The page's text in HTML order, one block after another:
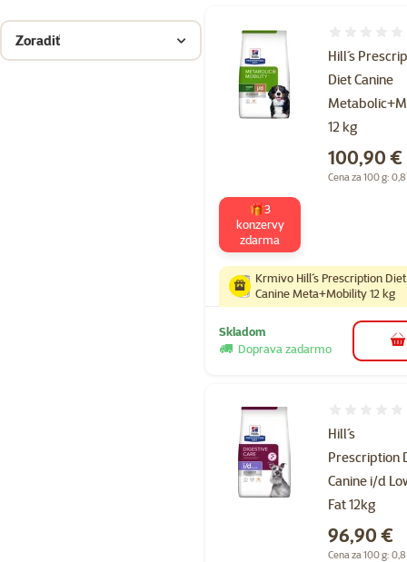
Zoradiť
Hill´s
Diet Canine
12 kg
Cena
100,90 €
Cena za 100 g:
🎁3
konzervy
zdarma
Krmivo Hill´s Prescription Diet
Canine Meta+Mobility 12 kg
Skladom
Doprava zadarmo
Hill´s
Prescription
Canine i/d
Fat 12kg
Cena
96,90 €
Cena za 100 g: